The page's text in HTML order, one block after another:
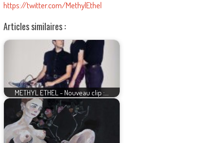
https://twitter.com/MethylEthel
Articles similaires :
METHYL ETHEL - Nouveau clip :…